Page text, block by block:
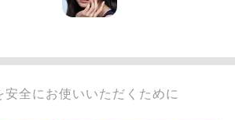
安全にお使いいただくために